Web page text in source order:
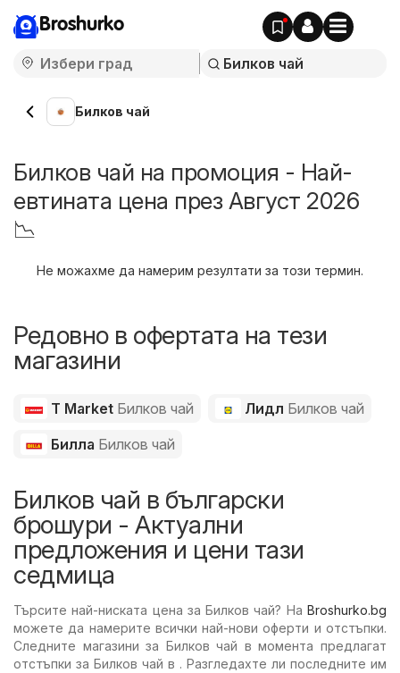
Broshurko
Билков чай
Билков чай на промоция - Най-
евтината цена през Август 2026
📉
Не можахме да намерим резултати за този термин.
Редовно в офертата на тези
магазини
T Market Билков чай Лидл Билков чай
Билла Билков чай
Билков чай в български
брошури - Актуални
предложения и цени тази
седмица
Търсите най-ниската цена за Билков чай? На Broshurko.bg
можете да намерите всички най-нови оферти и отстъпки.
Следните магазини за Билков чай в момента предлагат
отстъпки за Билков чай в . Разгледахте ли последните им